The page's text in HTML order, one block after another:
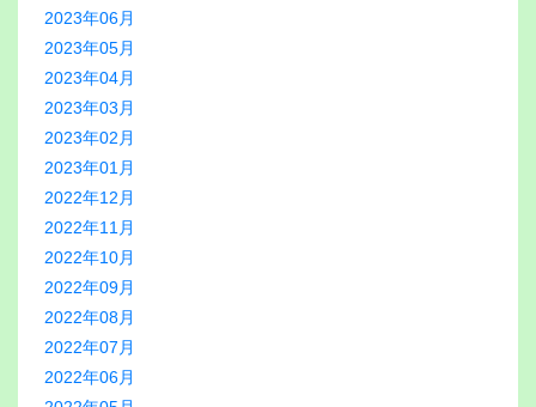
2023年06月
2023年05月
2023年04月
2023年03月
2023年02月
2023年01月
2022年12月
2022年11月
2022年10月
2022年09月
2022年08月
2022年07月
2022年06月